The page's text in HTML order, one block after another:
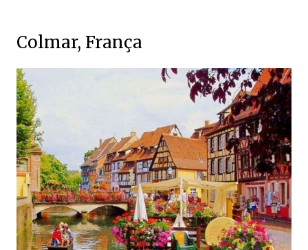
Colmar, França